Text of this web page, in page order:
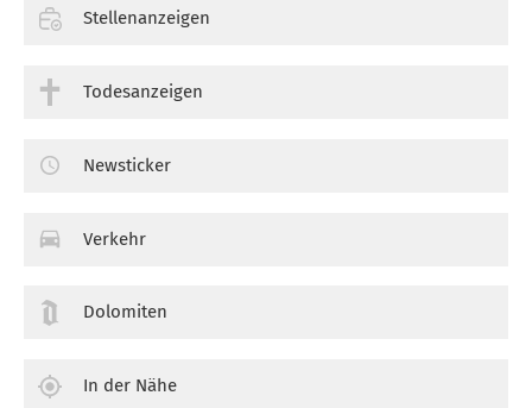
Stellenanzeigen
Todesanzeigen
Newsticker
Verkehr
Dolomiten
In der Nähe